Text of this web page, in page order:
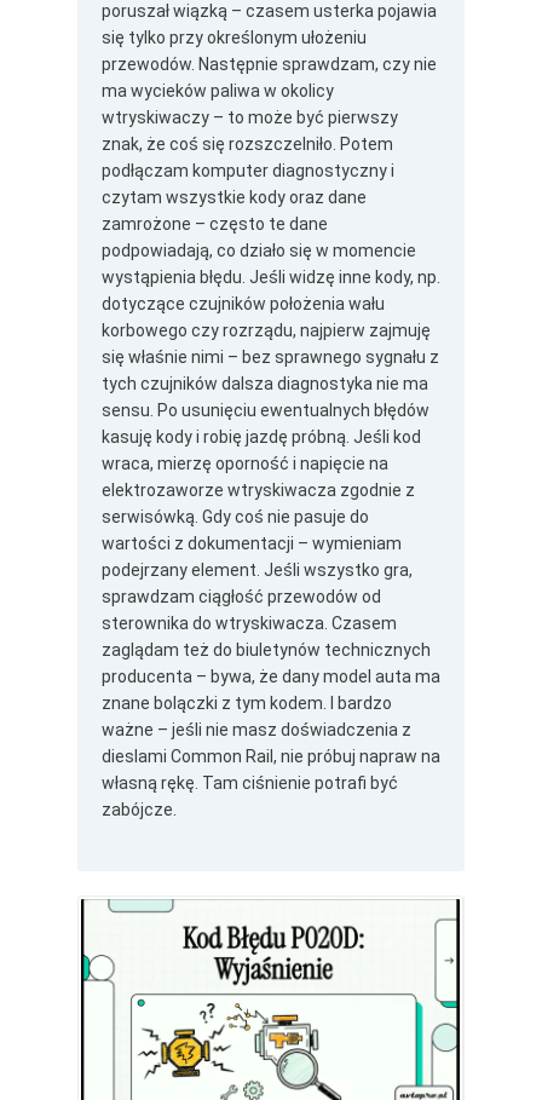
poruszał wiązką – czasem usterka pojawia
się tylko przy określonym ułożeniu
przewodów. Następnie sprawdzam, czy nie
ma wycieków paliwa w okolicy
wtryskiwaczy – to może być pierwszy
znak, że coś się rozszczelniło. Potem
podłączam komputer diagnostyczny i
czytam wszystkie kody oraz dane
zamrożone – często te dane
podpowiadają, co działo się w momencie
wystąpienia błędu. Jeśli widzę inne kody, np.
dotyczące czujników położenia wału
korbowego czy rozrządu, najpierw zajmuję
się właśnie nimi – bez sprawnego sygnału z
tych czujników dalsza diagnostyka nie ma
sensu. Po usunięciu ewentualnych błędów
kasuję kody i robię jazdę próbną. Jeśli kod
wraca, mierzę oporność i napięcie na
elektrozaworze wtryskiwacza zgodnie z
serwisówką. Gdy coś nie pasuje do
wartości z dokumentacji – wymieniam
podejrzany element. Jeśli wszystko gra,
sprawdzam ciągłość przewodów od
sterownika do wtryskiwacza. Czasem
zaglądam też do biuletynów technicznych
producenta – bywa, że dany model auta ma
znane bolączki z tym kodem. I bardzo
ważne – jeśli nie masz doświadczenia z
dieslami Common Rail, nie próbuj napraw na
własną rękę. Tam ciśnienie potrafi być
zabójcze.